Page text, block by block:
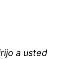
a usted